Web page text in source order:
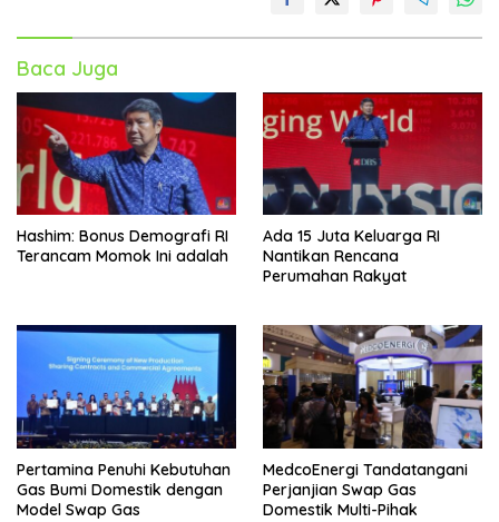
Baca Juga
Hashim: Bonus Demografi RI
Terancam Momok Ini adalah
Ada 15 Juta Keluarga RI
Nantikan Rencana
Perumahan Rakyat
Pertamina Penuhi Kebutuhan
Gas Bumi Domestik dengan
Model Swap Gas
MedcoEnergi Tandatangani
Perjanjian Swap Gas
Domestik Multi-Pihak